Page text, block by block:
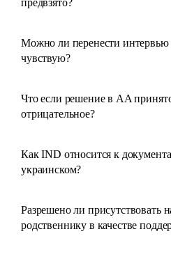
предвзято?
Можно ли перенести интервью
чувствую?
Что если решение в AA
отрицательное?
Как IND относится к
украинском?
Разрешено ли присутствовать
родственнику в качестве